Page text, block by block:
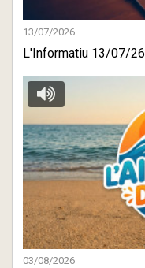
13/07/2026
L'Informatiu 13/07/26
03/08/2026